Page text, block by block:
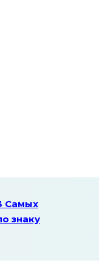
Самых
знаку